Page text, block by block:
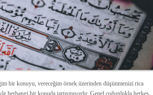
bir konuyu, vereceğim örnek üzerinden düşünmenizi rica
herhangi bir konuda tartışmışızdır. Genel çoğunlukla herkes,